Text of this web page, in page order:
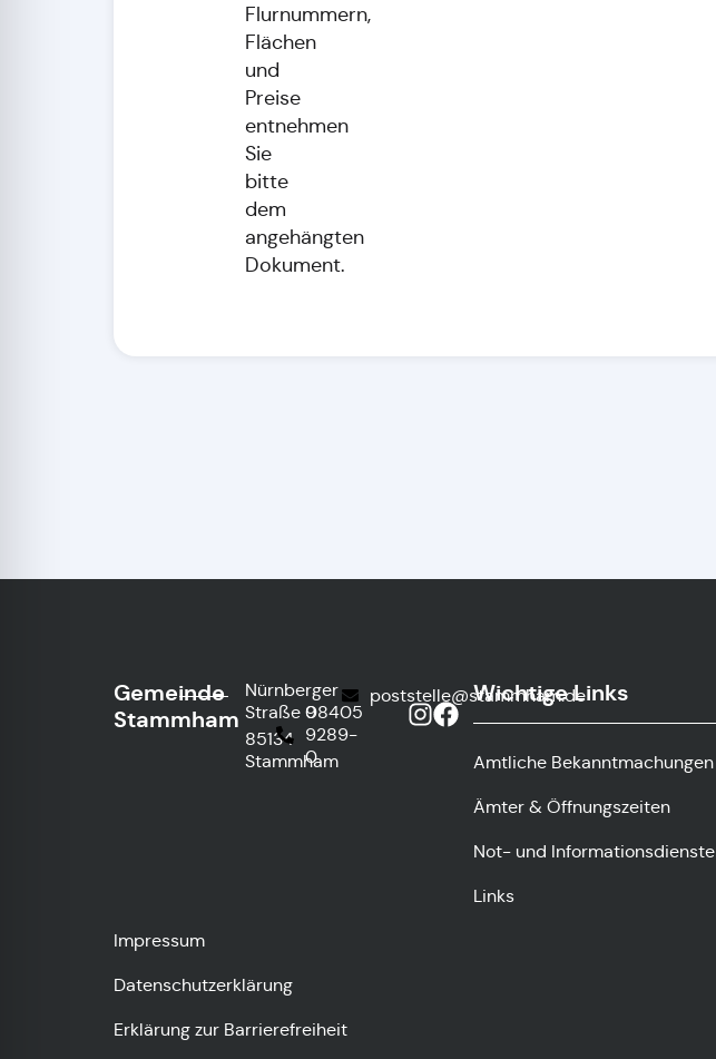
Flurnummern,
Flächen
und
Preise
entnehmen
Sie
bitte
dem
angehängten
Dokument.
Gemeinde
Stammham
Nürnberger
Straße 9
85134
Stammham
08405
9289-
0
poststelle@stammham.de
Wichtige Links
Amtliche Bekanntmachungen
Ämter & Öffnungszeiten
Not- und Informationsdienste
Links
Impressum
Datenschutzerklärung
Erklärung zur Barrierefreiheit